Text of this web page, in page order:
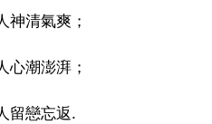
神清氣爽；
心潮澎湃；
留戀忘返.